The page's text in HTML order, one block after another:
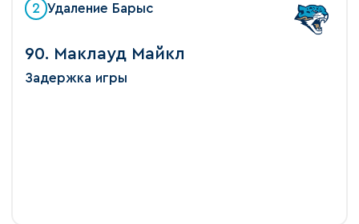
2 Удаление Барыс
90. Маклауд Майкл
Задержка игры